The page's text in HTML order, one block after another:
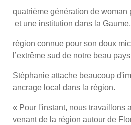
quatrième génération de woman
et une institution dans la Gaume,
région connue pour son doux
l’extrême sud de notre beau
Stéphanie attache beaucoup
ancrage local dans la région.
« Pour l'instant, nous travaillons
venant de la région autour de